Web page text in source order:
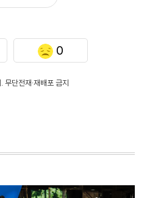
0
단전재·재배포 금지